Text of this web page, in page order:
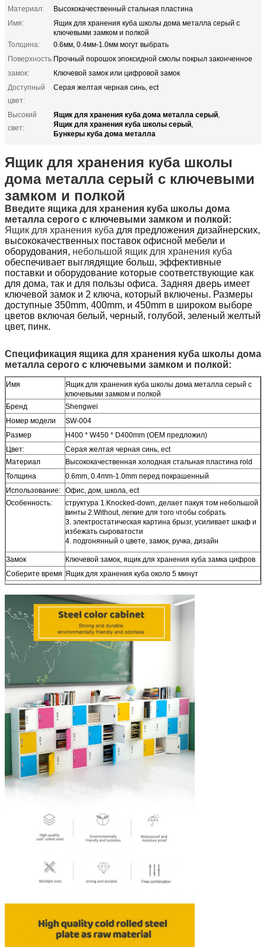
Материал:
Высококачественный стальная пластина
Имя:
Ящик для хранения куба школы дома металла серый с
ключевыми замком и полкой
Толщина:
0.6мм, 0.4мм-1.0мм могут выбрать
Поверхность:Прочный порошок эпоксидной смолы покрыл законченное
замок:
Ключевой замок или цифровой замок
Доступный
цвет:
Серая желтая черная синь, ect
Высокий
свет:
Ящик для хранения куба дома металла серый,
Ящик для хранения куба школы серый,
Бункеры куба дома металла
Ящик для хранения куба школы
дома металла серый с ключевыми
замком и полкой
Введите ящика для хранения куба школы дома
металла серого с ключевыми замком и полкой:
Ящик для хранения куба для предложения дизайнерских,
высококачественных поставок офисной мебели и
оборудования, небольшой ящик для хранения куба
обеспечивает выглядящие больш, эффективные
поставки и оборудование которые соответствующие как
для дома, так и для пользы офиса. Задняя дверь имеет
ключевой замок и 2 ключа, который включены. Размеры
доступные 350mm, 400mm, и 450mm в широком выборе
цветов включая белый, черный, голубой, зеленый желтый
цвет, пинк.
Спецификация ящика для хранения куба школы дома
металла серого с ключевыми замком и полкой:
Имя
Ящик для хранения куба школы дома металла серый с
ключевыми замком и полкой
Бренд
Shengwei
Номер модели
SW-004
Размер
H400 * W450 * D400mm (OEM предложил)
Цвет:
Серая желтая черная синь, ect
Материал
Высококачественная холодная стальная пластина rold
Толщина
0.6mm, 0.4mm-1.0mm перед покрашенный
Использование: Офис, дом, школа, ect
Особенность:
структура 1.Knocked-down, делает пакуя том небольшой
винты 2.Without, легкие для того чтобы собрать
3. электростатическая картина брызг, усиливает шкаф и
избежать сыроватости
4. подгонянный о цвете, замок, ручка, дизайн
Замок Ключевой замок, ящик для хранения куба замка цифров
Соберите время Ящик для хранения куба около 5 минут